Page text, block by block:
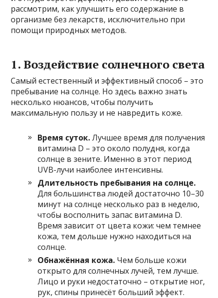
рассмотрим, как улучшить его содержание в
организме без лекарств, исключительно при
помощи природных методов.
1. Воздействие солнечного света
Самый естественный и эффективный способ – это
пребывание на солнце. Но здесь важно знать
несколько нюансов, чтобы получить
максимальную пользу и не навредить коже.
Время суток.Лучшее время для получения
витамина D – это около полудня, когда
солнце в зените. Именно в этот период
UVB-лучи наиболее интенсивны.
Длительность пребывания на солнце.
Для большинства людей достаточно 10–30
минут на солнце несколько раз в неделю,
чтобы восполнить запас витамина D.
Время зависит от цвета кожи: чем темнее
кожа, тем дольше нужно находиться на
солнце.
Обнажённая кожа. Чем больше кожи
открыто для солнечных лучей, тем лучше.
Лицо и руки недостаточно – открытие ног,
рук, спины принесёт больший эффект.